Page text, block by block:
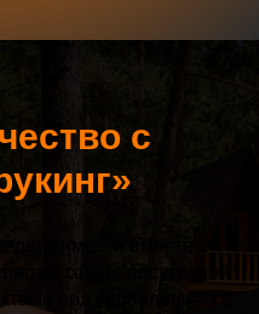
с
вместе с
в сфере посуточной
под управлением в